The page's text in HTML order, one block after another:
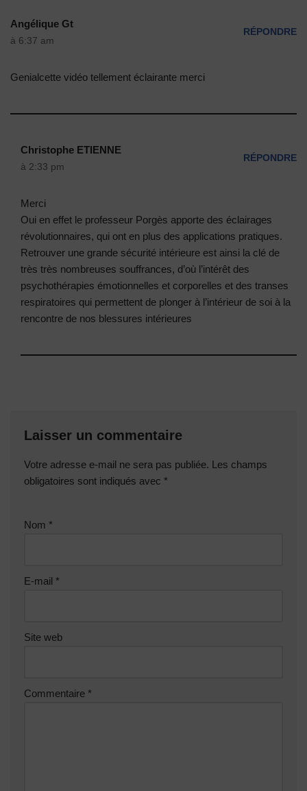
Angélique Gt
à 6:37 am
RÉPONDRE
Genialcette vidéo tellement éclairante merci
Christophe ETIENNE
à 2:33 pm
RÉPONDRE
Merci
Oui en effet le professeur Porgès apporte des éclairages
révolutionnaires, qui ont en plus des applications pratiques.
Retrouver une grande sécurité intérieure est ainsi la clé de
très très nombreuses souffrances, d’où l’intérêt des
psychothérapies émotionnelles et corporelles et des transes
respiratoires qui permettent de plonger à l’intérieur de soi à la
rencontre de nos blessures intérieures
Laisser un commentaire
Votre adresse e-mail ne sera pas publiée. Les champs
obligatoires sont indiqués avec *
Nom *
E-mail *
Site web
Commentaire *